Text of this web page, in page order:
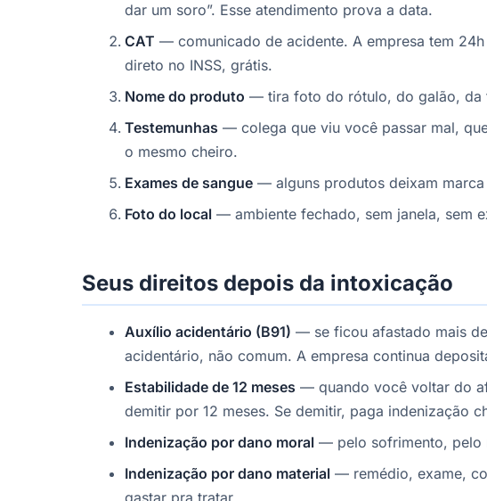
dar um soro”. Esse atendimento prova a data.
CAT — comunicado de acidente. A empresa tem
direto no INSS, grátis.
Nome do produto — tira foto do rótulo, do galão, da
Testemunhas — colega que viu você passar mal,
o mesmo cheiro.
Exames de sangue — alguns produtos deixam
Foto do local — ambiente fechado, sem janela, sem
Seus direitos depois da intoxicação
Auxílio acidentário (B91) — se ficou afastado mais
acidentário, não comum. A empresa continua
Estabilidade de 12 meses — quando você voltar do
demitir por 12 meses. Se demitir, paga indenização
Indenização por dano moral — pelo sofrimento, pelo
Indenização por dano material — remédio, exame,
gastar pra tratar.